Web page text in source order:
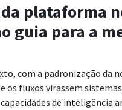
plataforma
guia para a
com a padronização
fluxos virassem
de inteligência